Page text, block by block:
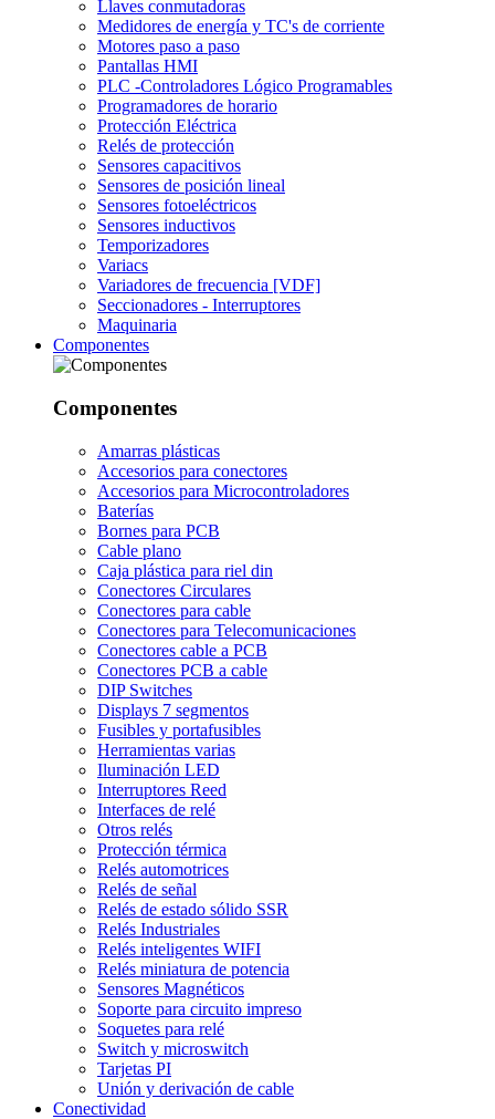
Llaves conmutadoras
Medidores de energía y TC's de corriente
Motores paso a paso
Pantallas HMI
PLC -Controladores Lógico Programables
Programadores de horario
Protección Eléctrica
Relés de protección
Sensores capacitivos
Sensores de posición lineal
Sensores fotoeléctricos
Sensores inductivos
Temporizadores
Variacs
Variadores de frecuencia [VDF]
Seccionadores - Interruptores
Maquinaria
Componentes
Componentes
Amarras plásticas
Accesorios para conectores
Accesorios para Microcontroladores
Baterías
Bornes para PCB
Cable plano
Caja plástica para riel din
Conectores Circulares
Conectores para cable
Conectores para Telecomunicaciones
Conectores cable a PCB
Conectores PCB a cable
DIP Switches
Displays 7 segmentos
Fusibles y portafusibles
Herramientas varias
Iluminación LED
Interruptores Reed
Interfaces de relé
Otros relés
Protección térmica
Relés automotrices
Relés de señal
Relés de estado sólido SSR
Relés Industriales
Relés inteligentes WIFI
Relés miniatura de potencia
Sensores Magnéticos
Soporte para circuito impreso
Soquetes para relé
Switch y microswitch
Tarjetas PI
Unión y derivación de cable
Conectividad